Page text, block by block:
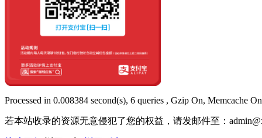
Processed in 0.008384 second(s), 6 queries , Gzip On, Memcache
若本站收录的资源无意侵犯了您的权益，请发邮件至：